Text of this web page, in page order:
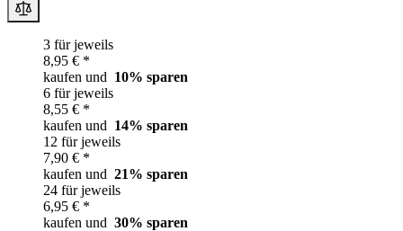
3 für jeweils
8,95 € *
kaufen und 10% sparen
6 für jeweils
8,55 € *
kaufen und 14% sparen
12 für jeweils
7,90 € *
kaufen und 21% sparen
24 für jeweils
6,95 € *
kaufen und 30% sparen